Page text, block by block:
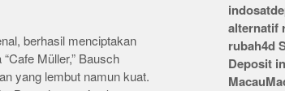
berhasil menciptakan
Müller,” Bausch
yang lembut namun kuat.
indosat
alternatif
rubah4d
Deposit
Macau